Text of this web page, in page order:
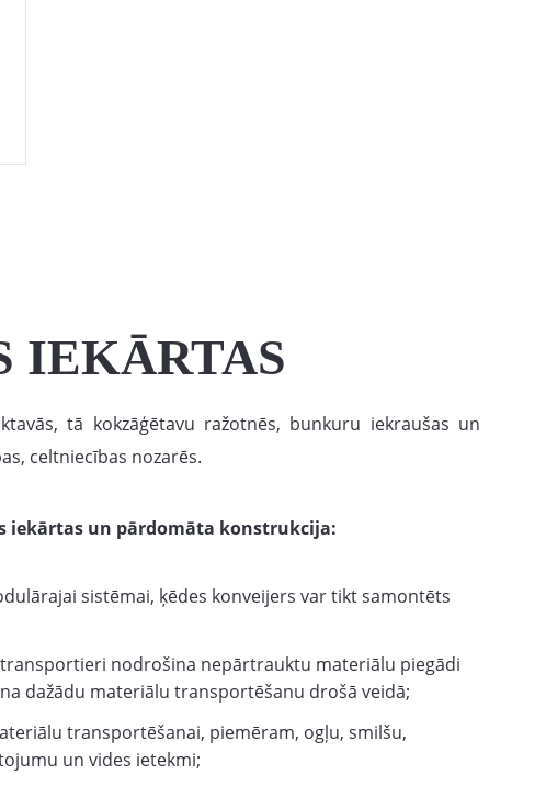
IEKĀRTAS
tā kokzāģētavu ražotnēs, bunkuru iekraušas un
celtniecības nozarēs.
iekārtas un pārdomāta konstrukcija:
sistēmai, ķēdes konveijers var tikt samontēts
nodrošina nepārtrauktu materiālu piegādi
dažādu materiālu transportēšanu drošā veidā;
transportēšanai, piemēram, ogļu, smilšu,
un vides ietekmi;